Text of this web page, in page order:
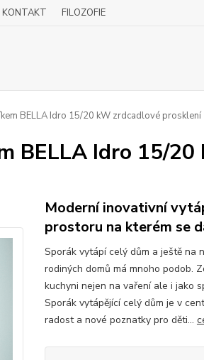
KONTAKT FILOZOFIE
BELLA Idro 15/20 kW zrdcadlové prosklení
BELLA Idro 15/
Moderní inovativní
prostoru na kterém se
Sporák vytápí celý dům a ještě na
rodiných domů má mnoho podob.
kuchyni nejen na vaření ale i jako
Sporák vytápějící celý dům je v
radost a nové poznatky pro děti...